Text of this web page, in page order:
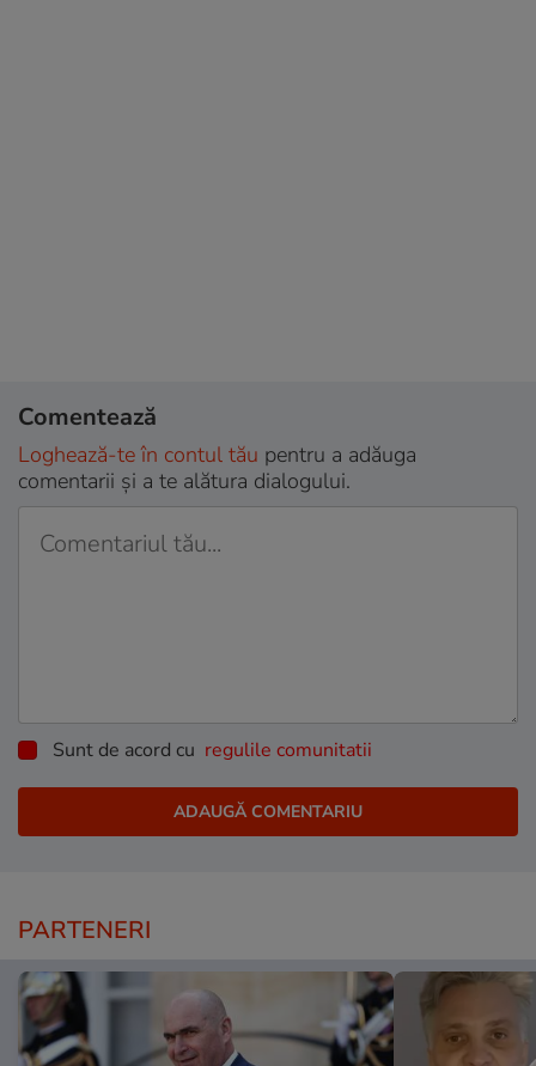
Comentează
Loghează-te în contul tău pentru a adăuga
comentarii și a te alătura dialogului.
Sunt de acord cu regulile comunitatii
PARTENERI